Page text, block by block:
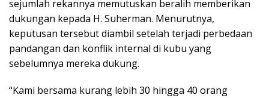
sejumlah rekannya memutuskan beralih memberikan
dukungan kepada H. Suherman. Menurutnya,
keputusan tersebut diambil setelah terjadi perbedaan
pandangan dan konflik internal di kubu yang
sebelumnya mereka dukung.
“Kami bersama kurang lebih 30 hingga 40 orang